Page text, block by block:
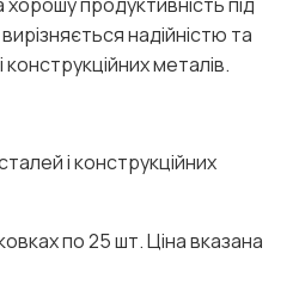
надійністю та
металів.
і конструкційних
по 25 шт. Ціна вказана